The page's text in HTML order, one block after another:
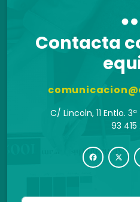
Contacta
C/ Lincoln, 11 Entlo.
93 415